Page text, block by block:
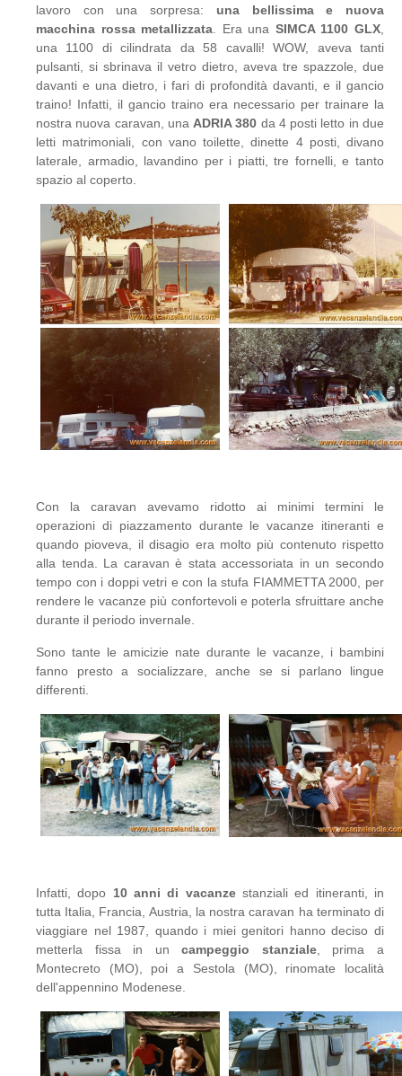
lavoro con una sorpresa: una bellissima e nuova
macchina rossa metallizzata . Era una SIMCA 1100 GLX
una 1100 di cilindrata da 58 cavalli! WOW, aveva tanti
pulsanti, si sbrinava il vetro dietro, aveva tre spazzole, due
davanti e una dietro, i fari di profondità davanti, e il gancio
traino! Infatti, il gancio traino era necessario per trainare la
nostra nuova caravan, una ADRIA 380 da 4 posti letto in due
letti matrimoniali, con vano toilette, dinette 4 posti, divano
laterale, armadio, lavandino per i piatti, tre fornelli, e tanto
spazio al coperto.
Con la caravan avevamo ridotto ai minimi termini le
operazioni di piazzamento durante le vacanze itineranti e
quando pioveva, il disagio era molto più contenuto rispetto
alla tenda. La caravan è stata accessoriata in un secondo
tempo con i doppi vetri e con la stufa FIAMMETTA 2000, per
rendere le vacanze più confortevoli e poterla sfruittare anche
durante il periodo invernale.
Sono tante le amicizie nate durante le vacanze, i bambini
fanno presto a socializzare, anche se si parlano lingue
differenti.
Infatti, dopo 10 anni di vacanzestanziali ed itineranti, in
tutta Italia, Francia, Austria, la nostra caravan ha terminato di
viaggiare nel 1987, quando i miei genitori hanno deciso di
metterla fissa in uncampeggio stanziale, prima a
Montecreto (MO), poi a Sestola (MO), rinomate località
dell'appennino Modenese.